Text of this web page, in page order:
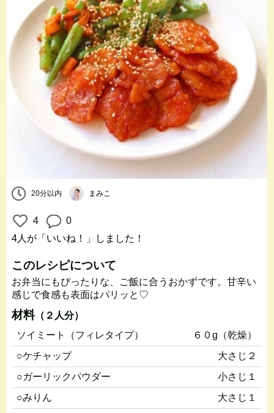
20分以内 まみこ
4
0
4人 が「いいね！」しました！
このレシピについて
お弁当にもぴったりな、ご飯に合うおかずです。甘辛い
感じで食感も表面はパリッと♡
材料（２人分）
ソイミート（フィレタイプ）
６０g（乾燥）
○ケチャップ
大さじ２
○ガーリックパウダー
小さじ１
○みりん
大さじ１